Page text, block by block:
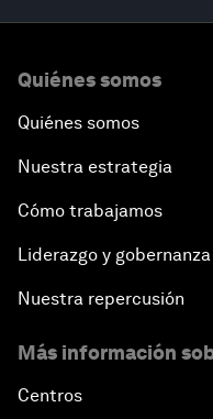
Quiénes somos
Quiénes somos
Nuestra estrategia
Cómo trabajamos
Liderazgo y gobernanza
Nuestra repercusión
Más información
Centros